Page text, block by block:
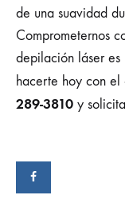
de una suavidad
Comprometernos
depilación láser
hacerte hoy con el
289-3810 y